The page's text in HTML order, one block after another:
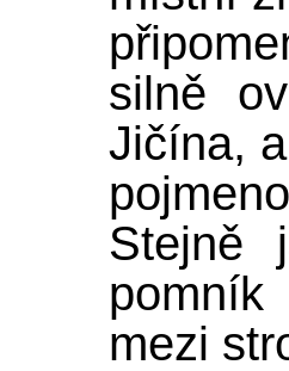
silně
Jičína,
Stejně
mezi